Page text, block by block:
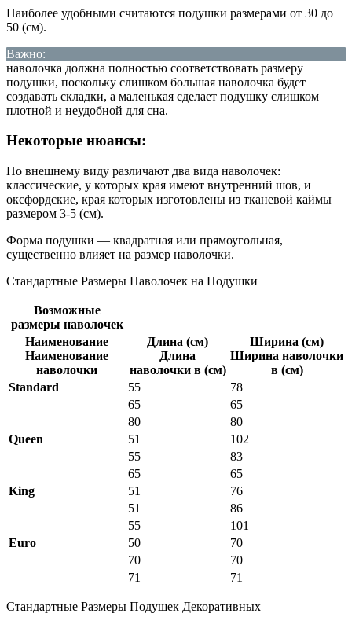
Наиболее удобными считаются подушки размерами от 30 до
50 (см).
Важно:
наволочка должна полностью соответствовать размеру
подушки, поскольку слишком большая наволочка будет
создавать складки, а маленькая сделает подушку слишком
плотной и неудобной для сна.
Некоторые нюансы:
По внешнему виду различают два вида наволочек:
классические, у которых края имеют внутренний шов, и
оксфордские, края которых изготовлены из тканевой каймы
размером 3-5 (см).
Форма подушки — квадратная или прямоугольная,
существенно влияет на размер наволочки.
Стандартные Размеры Наволочек на Подушки
Возможные
размеры наволочек
Наименование
Наименование
наволочки
Длина (см)
Длина
наволочки в (см)
Ширина (см)
Ширина наволочки
в (см)
Standard
55
78
65
65
80
80
Queen
51
102
55
83
65
65
King
51
76
51
86
55
101
Euro
50
70
70
70
71
71
Стандартные Размеры Подушек Декоративных